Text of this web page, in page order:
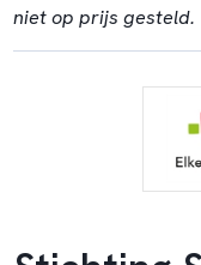
niet op prijs gesteld.